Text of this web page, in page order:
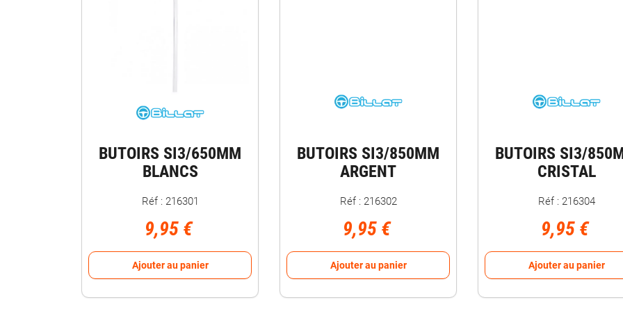
BUTOIRS SI3/650MM
BLANCS
Réf : 216301
9,95 €
Ajouter au panier
BUTOIRS SI3/850MM
ARGENT
Réf : 216302
9,95 €
Ajouter au panier
BUTOIRS SI3/
CRISTAL
Réf : 216304
9,95 €
Ajouter au panier